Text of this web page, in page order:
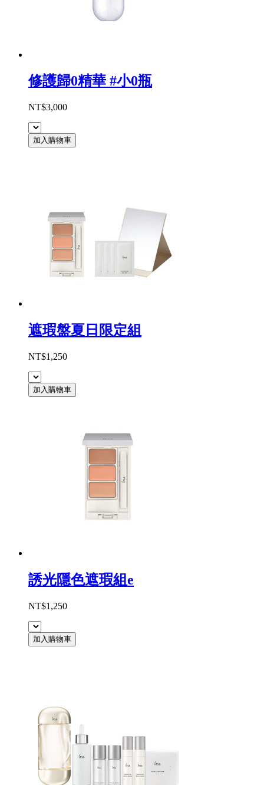
修護歸0精華 #小0瓶
NT$3,000
加入購物車
遮瑕盤夏日限定組
NT$1,250
加入購物車
誘光隱色遮瑕組e
NT$1,250
加入購物車